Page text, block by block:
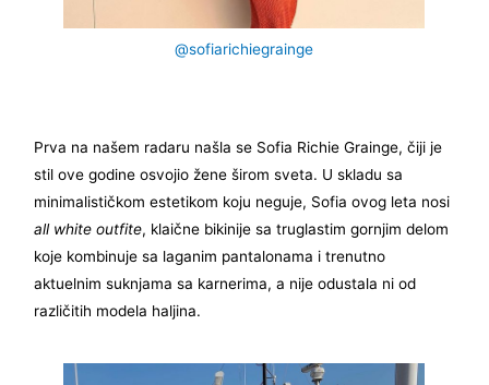
@sofiarichiegrainge
Prva na našem radaru našla se Sofia Richie Grainge, čiji je
stil ove godine osvojio žene širom sveta. U skladu sa
minimalističkom estetikom koju neguje, Sofia ovog leta nosi
all white outfite, klaične bikinije sa truglastim gornjim delom
koje kombinuje sa laganim pantalonama i trenutno
aktuelnim suknjama sa karnerima, a nije odustala ni od
različitih modela haljina.